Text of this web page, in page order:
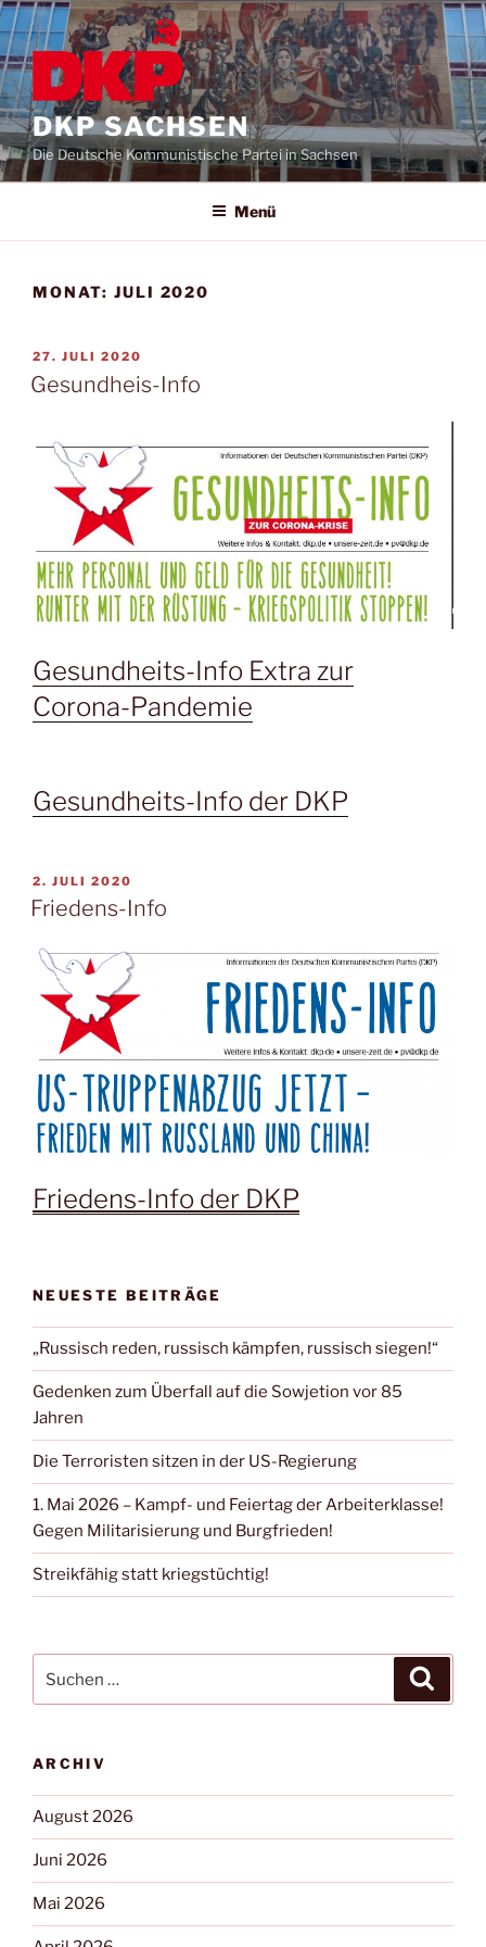
DKP SACHSEN
Die Deutsche Kommunistische Partei in Sachsen
Menü
MONAT: JULI 2020
27. JULI 2020
Gesundheis-Info
Gesundheits-Info Extra zur
Corona-Pandemie
Gesundheits-Info der DKP
2. JULI 2020
Friedens-Info
Friedens-Info der DKP
NEUESTE BEITRÄGE
„Russisch reden, russisch kämpfen, russisch siegen!“
Gedenken zum Überfall auf die Sowjetion vor 85
Jahren
Die Terroristen sitzen in der US-Regierung
1. Mai 2026 – Kampf- und Feiertag der Arbeiterklasse!
Gegen Militarisierung und Burgfrieden!
Streikfähig statt kriegstüchtig!
ARCHIV
August 2026
Juni 2026
Mai 2026